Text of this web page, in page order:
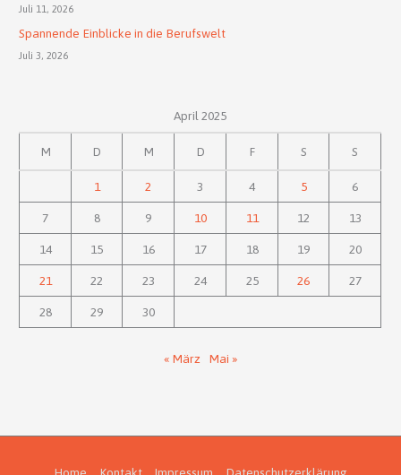
Juli 11, 2026
Spannende Einblicke in die Berufswelt
Juli 3, 2026
April 2025
M D M D F S S
1 2 3 4 5 6
7 8 9 10 11 12 13
14 15 16 17 18 19 20
21 22 23 24 25 26 27
28 29 30
« März Mai »